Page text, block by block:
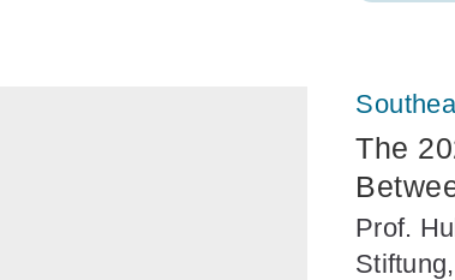
The
Prof.